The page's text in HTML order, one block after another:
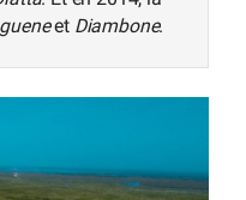
et Diambone.